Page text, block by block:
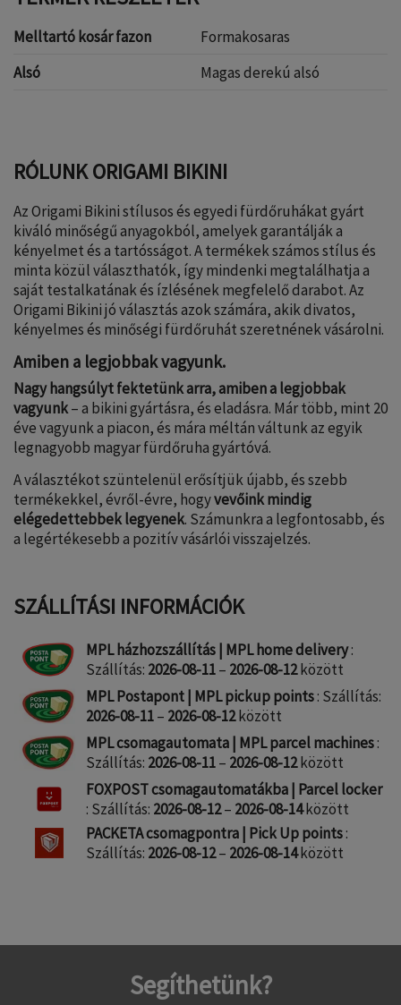
Melltartó kosár fazon
Formakosaras
Alsó
Magas derekú alsó
RÓLUNK ORIGAMI BIKINI
Az Origami Bikini stílusos és egyedi fürdőruhákat gyárt
kiváló minőségű anyagokból, amelyek garantálják a
kényelmet és a tartósságot. A termékek számos stílus és
minta közül választhatók, így mindenki megtalálhatja a
saját testalkatának és ízlésének megfelelő darabot. Az
Origami Bikini jó választás azok számára, akik divatos,
kényelmes és minőségi fürdőruhát szeretnének vásárolni.
Amiben a legjobbak vagyunk.
Nagy hangsúlyt fektetünk arra, amiben a legjobbak
vagyunk– a bikini gyártásra, és eladásra. Már több, mint 20
éve vagyunk a piacon, és mára méltán váltunk az egyik
legnagyobb magyar fürdőruha gyártóvá.
A választékot szüntelenül erősítjük újabb, és szebb
termékekkel, évről-évre, hogyvevőink mindig
elégedettebbek legyenek. Számunkra a legfontosabb, és
a legértékesebb a pozitív vásárlói visszajelzés.
SZÁLLÍTÁSI INFORMÁCIÓK
MPL házhozszállítás | MPL home delivery:
Szállítás: 2026-08-11– 2026-08-12között
MPL Postapont | MPL pickup points: Szállítás:
2026-08-11– 2026-08-12között
MPL csomagautomata | MPL parcel machines:
Szállítás: 2026-08-11– 2026-08-12között
FOXPOST csomagautomatákba | Parcel locker
: Szállítás: 2026-08-12– 2026-08-14között
PACKETA csomagpontra | Pick Up points:
Szállítás: 2026-08-12– 2026-08-14között
Segíthetünk?